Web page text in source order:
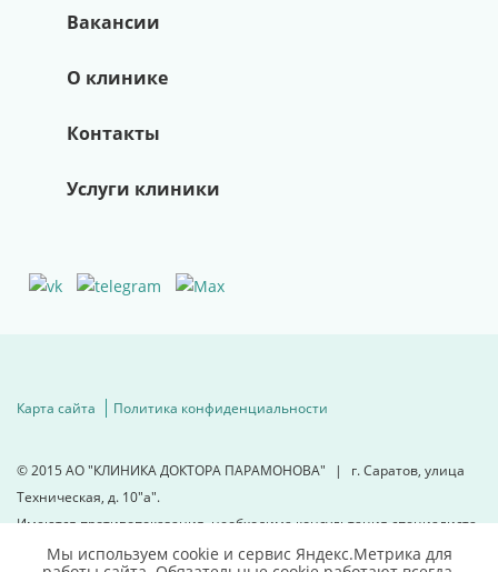
Вакансии
О клинике
Контакты
Услуги клиники
Карта сайта Политика конфиденциальности
© 2015 АО "КЛИНИКА ДОКТОРА ПАРАМОНОВА" |
г. Саратов, улица
Техническая, д. 10"а".
Имеются противопоказания, необходима консультация специалиста.
Мы используем cookie и сервис Яндекс.Метрика для